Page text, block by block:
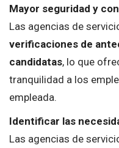
Mayor seguridad y
Las agencias de
verificaciones de
candidatas, lo que
tranquilidad a los
empleada.
Identificar las
Las agencias de